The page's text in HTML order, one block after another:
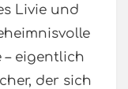
Livie und
eigentlich
der sich